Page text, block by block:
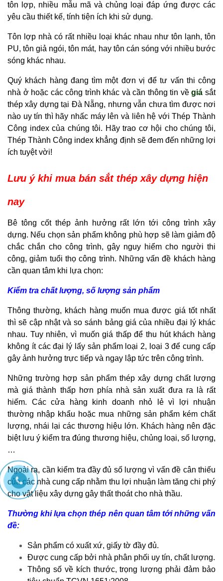
tôn lợp, nhiều mẫu mã và chủng loại đáp ứng được các
yêu cầu thiết kế, tính tiện ích khi sử dụng.
Tôn lợp nhà có rất nhiều loại khác nhau như tôn lạnh, tôn
PU, tôn giả ngói, tôn mát, hay tôn cán sóng với nhiều bước
sóng khác nhau.
Quý khách hàng đang tìm một đơn vị để tư vấn thi công
nhà ở hoặc các công trình khác và cần thông tin vềgiá sắt
thép xây dựng tại Đà Nẵng, nhưng vẫn chưa tìm được nơi
nào uy tín thì hãy nhấc máy lên và liên hệ với Thép Thành
Công index của chúng tôi. Hãy trao cơ hội cho chúng tôi,
Thép Thành Công index khẳng định sẽ đem đến những lợi
ích tuyệt vời!
Lưu ý khi mua bán sắt thép xây dựng hiện
nay
Bê tông cốt thép ảnh hưởng rất lớn tới công trình xây
dựng. Nếu chọn sản phẩm không phù hợp sẽ làm giảm độ
chắc chắn cho công trình, gây nguy hiểm cho người thi
công, giảm tuổi thọ công trình. Những vấn đề khách hàng
cần quan tâm khi lựa chọn:
Kiểm tra chất lượng, số lượng sản phẩm
Thông thường, khách hàng muốn mua được giá tốt nhất
thì sẽ cập nhật và so sánh bảng giá của nhiều đại lý khác
nhau. Tuy nhiên, vì muốn giá thấp để thu hút khách hàng
không ít các đại lý lấy sản phẩm loại 2, loại 3 để cung cấp
gây ảnh hưởng trực tiếp và ngay lập tức trên công trình.
Những trường hợp sản phẩm thép xây dựng chất lượng
mà giá thành thấp hơn phía nhà sản xuất đưa ra là rất
hiếm. Các cửa hàng kinh doanh nhỏ lẻ vì lợi nhuận
thường nhập khẩu hoặc mua những sản phẩm kém chất
lượng, nhái lại các thương hiệu lớn. Khách hàng nên đặc
biệt lưu ý kiểm tra đúng thương hiệu, chủng loại, số lượng,
…
Ngoài ra, cần kiểm tra đầy đủ số lượng vì vấn đề cân thiếu
của các nhà cung cấp nhằm thu lợi nhuận làm tăng chi phý
cho vật liệu xây dựng gây thất thoát cho nhà thầu.
Thường khi lựa chọn thép nên quan tâm tới những vấn
đề:
Sản phẩm có xuất xứ, giấy tờ đầy đủ.
Được cung cấp bởi nhà phân phối uy tín, chất lượng.
Thông số về kích thước, trọng lượng phải đảm bảo